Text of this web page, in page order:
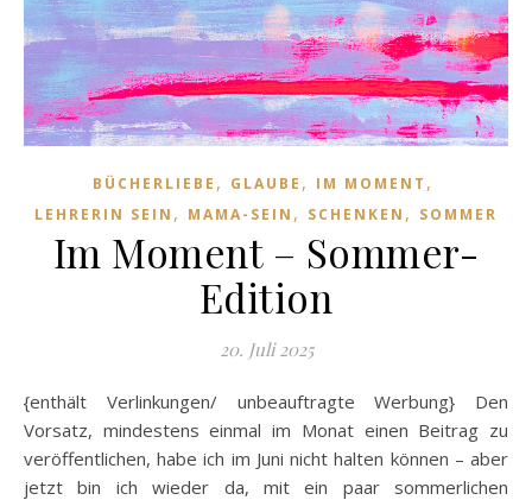
BÜCHERLIEBE , GLAUBE , IM MOMENT ,
LEHRERIN SEIN , MAMA-SEIN , SCHENKEN , SOMMER
Im Moment – Sommer-
Edition
20. Juli 2025
{enthält Verlinkungen/ unbeauftragte Werbung} Den
Vorsatz, mindestens einmal im Monat einen Beitrag zu
veröffentlichen, habe ich im Juni nicht halten können – aber
jetzt bin ich wieder da, mit ein paar sommerlichen